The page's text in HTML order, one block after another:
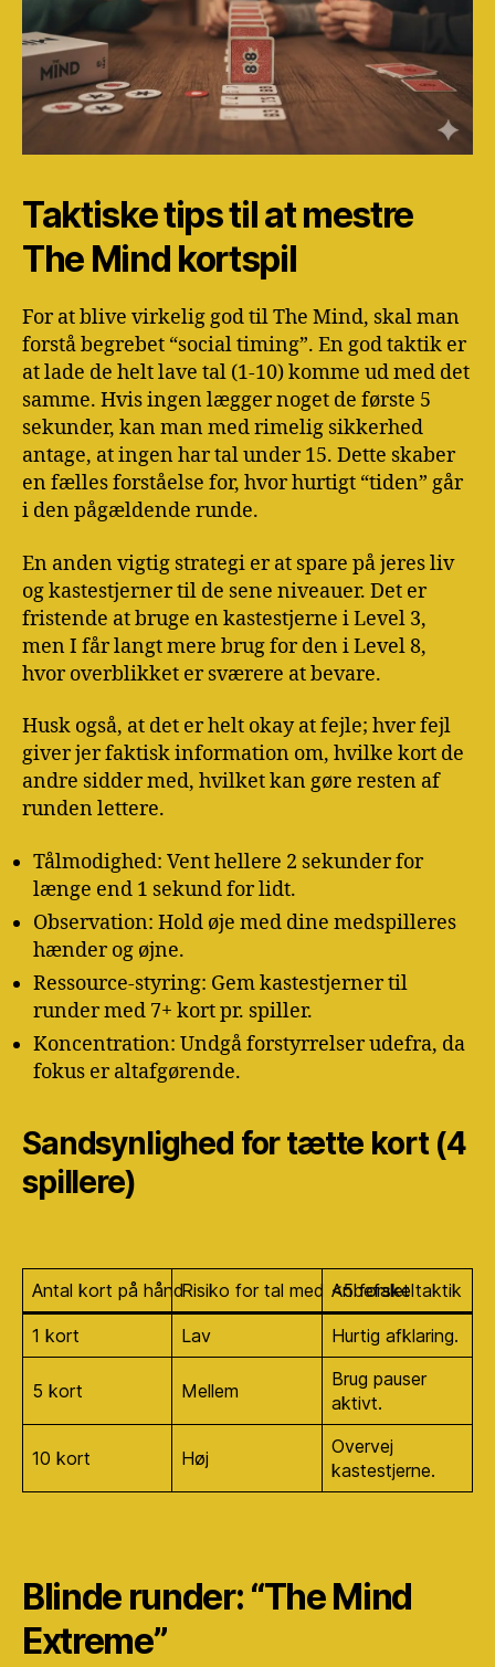
Taktiske tips til at mestre
The Mind kortspil
For at blive virkelig god til The Mind, skal man
forstå begrebet “social timing”. En god taktik er
at lade de helt lave tal (1-10) komme ud med det
samme. Hvis ingen lægger noget de første 5
sekunder, kan man med rimelig sikkerhed
antage, at ingen har tal under 15. Dette skaber
en fælles forståelse for, hvor hurtigt “tiden” går
i den pågældende runde.
En anden vigtig strategi er at spare på jeres liv
og kastestjerner til de sene niveauer. Det er
fristende at bruge en kastestjerne i Level 3,
men I får langt mere brug for den i Level 8,
hvor overblikket er sværere at bevare.
Husk også, at det er helt okay at fejle; hver fejl
giver jer faktisk information om, hvilke kort de
andre sidder med, hvilket kan gøre resten af
runden lettere.
Tålmodighed: Vent hellere 2 sekunder for
længe end 1 sekund for lidt.
Observation: Hold øje med dine medspilleres
hænder og øjne.
Ressource-styring: Gem kastestjerner til
runder med 7+ kort pr. spiller.
Koncentration: Undgå forstyrrelser udefra, da
fokus er altafgørende.
Sandsynlighed for tætte kort (4
spillere)
Antal kort på håndRisiko for tal med <5 forskel
Anbefalet taktik
1 kort Lav Hurtig afklaring.
5 kort Mellem
Brug pauser
aktivt.
10 kort Høj
Overvej
kastestjerne.
Blinde runder: “The Mind
Extreme”